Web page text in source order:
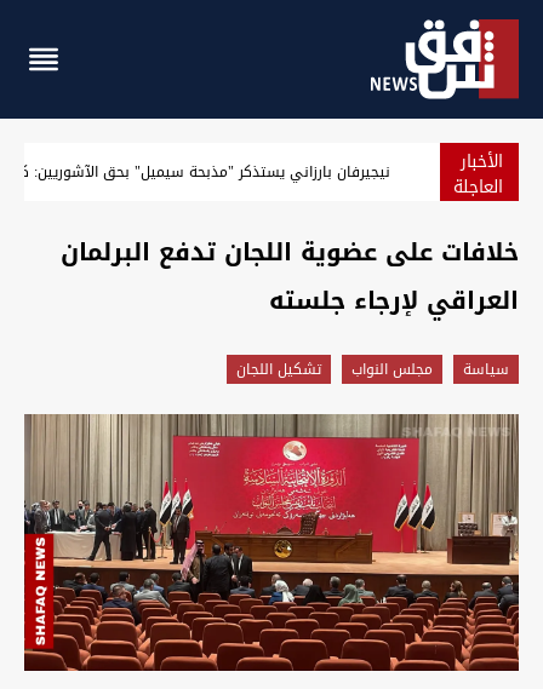
الأخبار
العاجلة خلال 55 يوماً.. هل ينجح العراق في حصر السلاح؟
خلافات على عضوية اللجان تدفع البرلمان
العراقي لإرجاء جلسته
سیاسة مجلس النواب تشكيل اللجان